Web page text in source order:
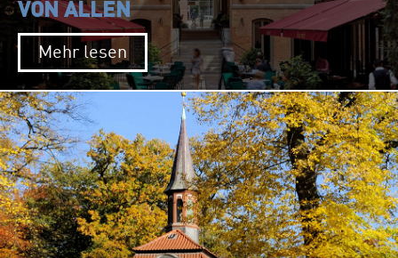
VON ALLEN
Mehr lesen